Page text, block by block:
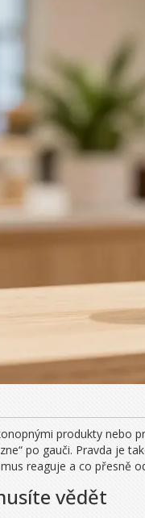
produkty nebo
po gauči. Pravda je
reaguje a co přesně
vědět